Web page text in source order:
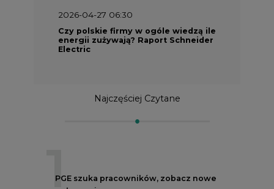
2026-04-27 06:30
Czy polskie firmy w ogóle wiedzą ile
energii zużywają? Raport Schneider
Electric
Najczęściej Czytane
1
PGE szuka pracowników, zobacz nowe